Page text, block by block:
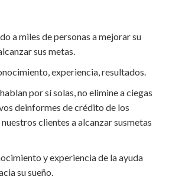
a miles de personas a mejorar su
sus metas.
experiencia, resultados.
por sí solas, no elimine a ciegas
deinformes de crédito de los
clientes a alcanzar susmetas
y experiencia de la ayuda
su sueño.